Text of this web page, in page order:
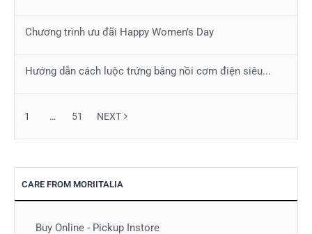
Chương trình ưu đãi Happy Women’s Day
Hướng dẫn cách luộc trứng bằng nồi cơm điện siêu...
1 … 51 NEXT
CARE FROM MORIITALIA
Buy Online - Pickup Instore